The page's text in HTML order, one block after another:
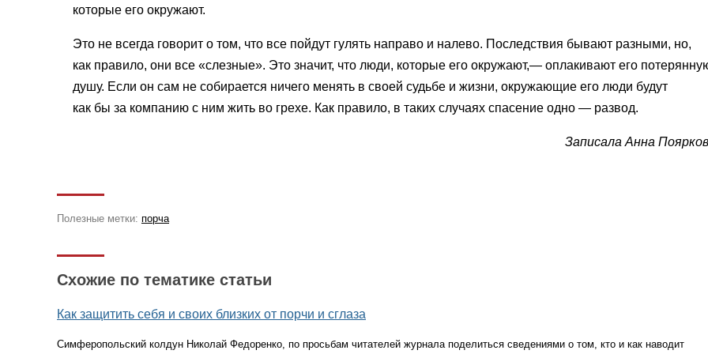
которые его окружают.
Это не всегда говорит о том, что все пойдут гулять направо и налево. Последствия бывают разными, но,
как правило, они все «слезные». Это значит, что люди, которые его окружают,— оплакивают его
душу. Если он сам не собирается ничего менять в своей судьбе и жизни, окружающие его люди будут
как бы за компанию с ним жить во грехе. Как правило, в таких случаях спасение одно — развод.
Записала Анна
Полезные метки: порча
Схожие по тематике статьи
Как защитить себя и своих близких от порчи и сглаза
Симферопольский колдун Николай Федоренко, по просьбам читателей журнала поделиться сведениями о том, кто и как наводит